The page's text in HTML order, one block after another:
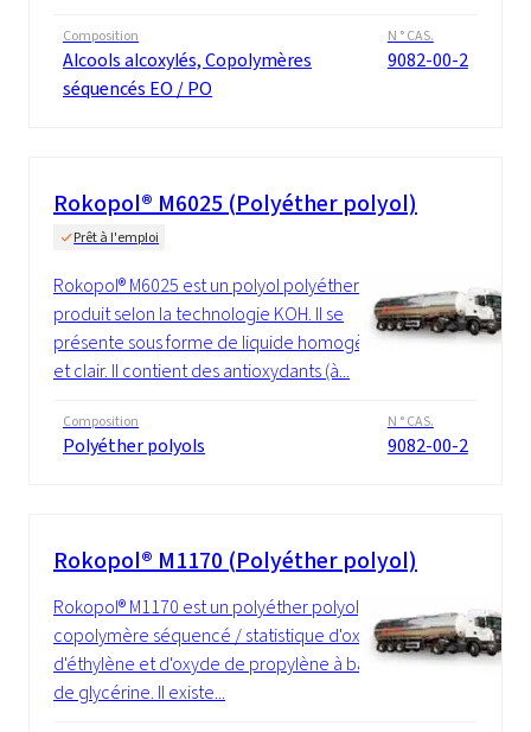
Composition
Alcools alcoxylés, Copolymères
séquencés EO / PO
N ° CAS.
9082-00-2
Rokopol® M6025 (Polyéther polyol)
Prêt à l'emploi
Rokopol® M6025 est un polyol polyéther
produit selon la technologie KOH. Il se
présente sous forme de liquide homogène
et clair. Il contient des antioxydants (à...
Composition
Polyéther polyols
N ° CAS.
9082-00-2
Rokopol® M1170 (Polyéther polyol)
Rokopol® M1170 est un polyéther polyol, un
copolymère séquencé / statistique d'oxyde
d'éthylène et d'oxyde de propylène à base
de glycérine. Il existe...